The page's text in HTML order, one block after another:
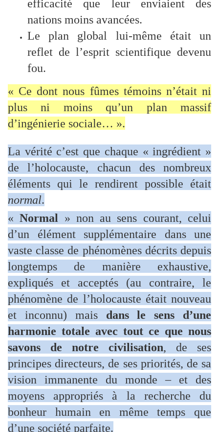
efficacité que leur enviaient des
nations moins avancées.
Le plan global lui-même était un
reflet de l’esprit scientifique devenu
fou.
« Ce dont nous fûmes témoins n’était ni
plus ni moins qu’un plan massif
d’ingénierie sociale… ».
La vérité c’est que chaque « ingrédient »
de l’holocauste, chacun des nombreux
éléments qui le rendirent possible était
normal.
«Normal » non au sens courant, celui
d’un élément supplémentaire dans une
vaste classe de phénomènes décrits depuis
longtemps de manière exhaustive,
expliqués et acceptés (au contraire, le
phénomène de l’holocauste était nouveau
et inconnu) mais dans le sens d’une
harmonie totale avec tout ce que nous
savons de notre civilisation, de ses
principes directeurs, de ses priorités, de sa
vision immanente du monde – et des
moyens appropriés à la recherche du
bonheur humain en même temps que
d’une société parfaite.